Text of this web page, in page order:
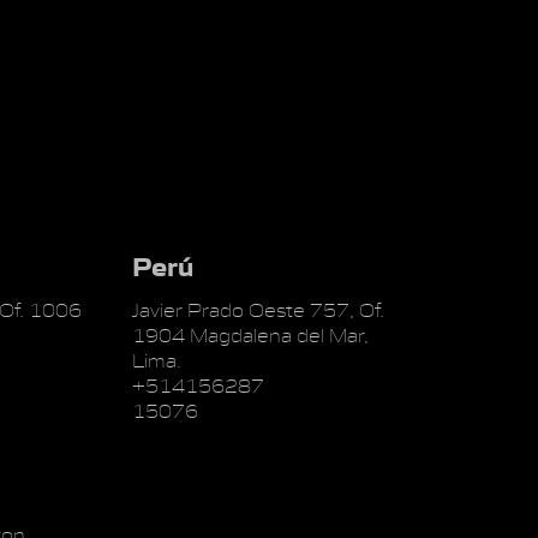
1006
Perú
Javier Prado Oeste 757, Of.
1904 Magdalena del Mar,
Lima.
+514156287
15076